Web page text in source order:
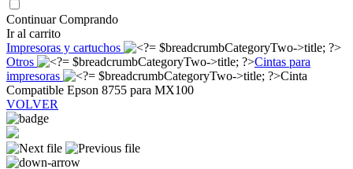
Continuar Comprando
Ir al carrito
Impresoras y cartuchos
Otros
Cintas para
impresoras
Cinta
Compatible Epson 8755 para MX100
VOLVER